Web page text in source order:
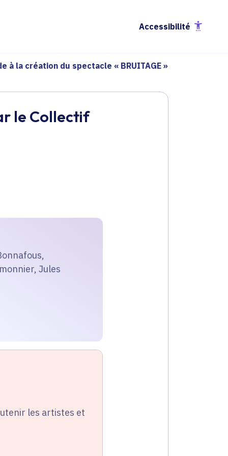
Accessibilité
à la création du spectacle « BRUITAGE »
le Collectif
Jules
les artistes et